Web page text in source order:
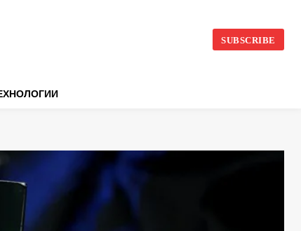
SUBSCRIBE